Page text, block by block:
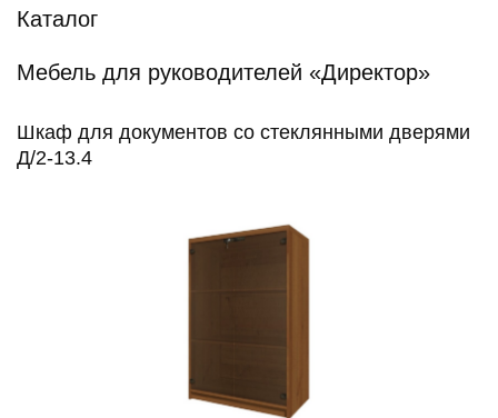
Каталог
Мебель для руководителей «Директор»
Шкаф для документов со стеклянными дверями
Д/2-13.4